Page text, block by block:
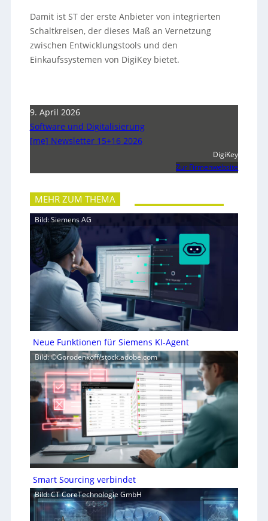
Damit ist ST der erste Anbieter von integrierten
Schaltkreisen, der dieses Maß an Vernetzung
zwischen Entwicklungstools und den
Einkaufssystemen von DigiKey bietet.
9. April 2026
Software und Digitalisierung
[me] Newsletter 15+16 2026
DigiKey
Zur Firmenwebsite
MEHR ZUM THEMA
Bild: Siemens AG
Neue Funktionen für Siemens KI-Agent
Bild: ©Gorodenkoff/stock.adobe.com
Smart Sourcing verbindet
Bild: CT CoreTechnologie GmbH